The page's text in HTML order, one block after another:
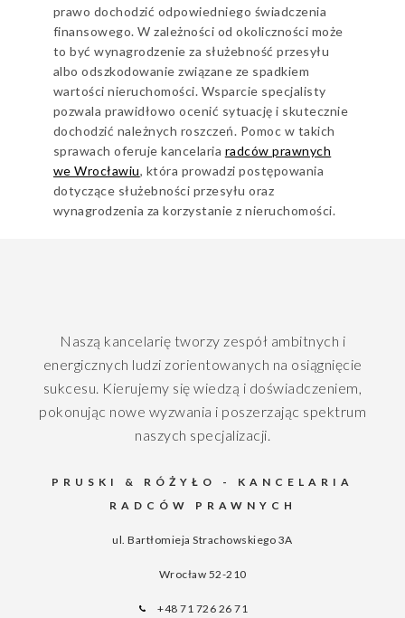
prawo dochodzić odpowiedniego świadczenia
finansowego. W zależności od okoliczności może
to być wynagrodzenie za służebność przesyłu
albo odszkodowanie związane ze spadkiem
wartości nieruchomości. Wsparcie specjalisty
pozwala prawidłowo ocenić sytuację i skutecznie
dochodzić należnych roszczeń. Pomoc w takich
sprawach oferuje kancelaria radców prawnych
we Wrocławiu, która prowadzi postępowania
dotyczące służebności przesyłu oraz
wynagrodzenia za korzystanie z nieruchomości.
Naszą kancelarię tworzy zespół ambitnych i
energicznych ludzi zorientowanych na osiągnięcie
sukcesu. Kierujemy się wiedzą i doświadczeniem,
pokonując nowe wyzwania i poszerzając spektrum
naszych specjalizacji.
PRUSKI & RÓŻYŁO - KANCELARIA
RADCÓW PRAWNYCH
ul. Bartłomieja Strachowskiego 3A
Wrocław 52-210
+48 71 726 26 71